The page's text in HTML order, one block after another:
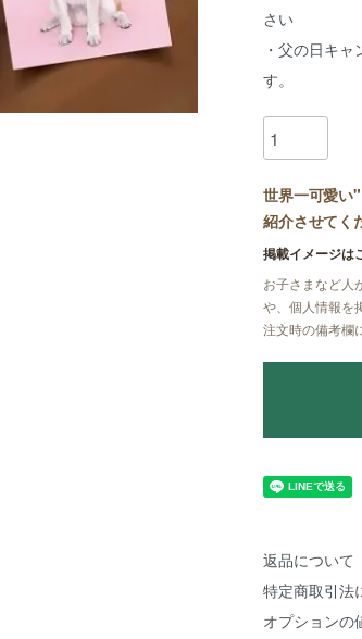
さい
・父の日キ
す。
世界一可愛い
紹介させてく
掲載イメージは
お子さまなど人
や、個人情報を
注文時の備考欄
返品について
特定商取引法
オプションの